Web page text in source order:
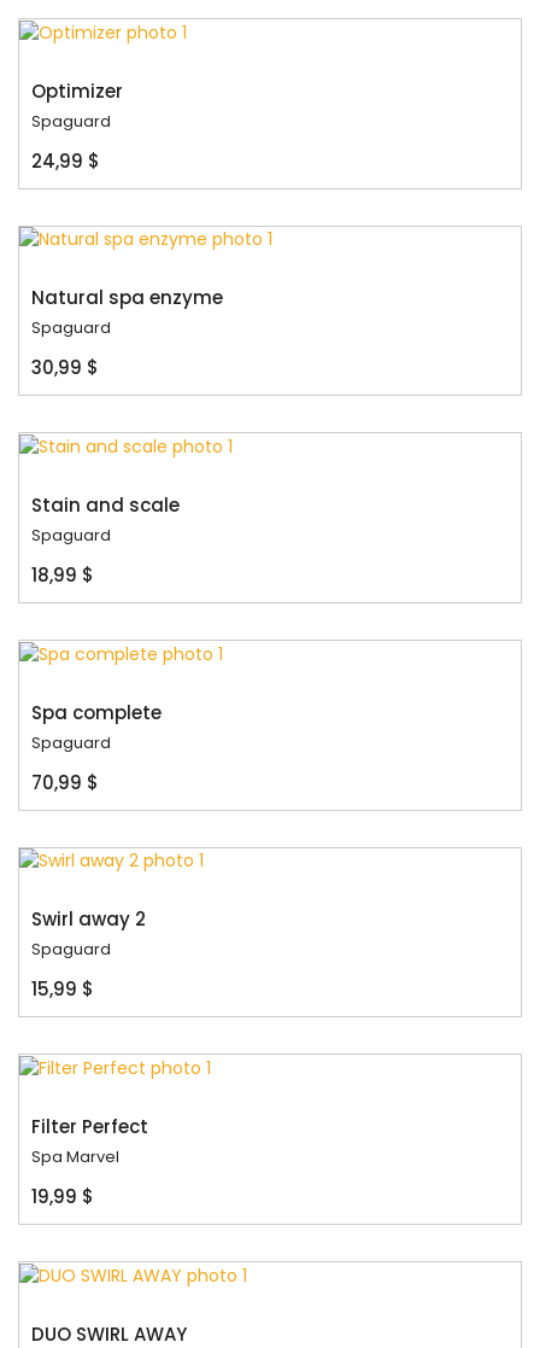
Optimizer
Spaguard
24,99 $
Natural spa enzyme
Spaguard
30,99 $
Stain and scale
Spaguard
18,99 $
Spa complete
Spaguard
70,99 $
Swirl away 2
Spaguard
15,99 $
Filter Perfect
Spa Marvel
19,99 $
DUO SWIRL AWAY